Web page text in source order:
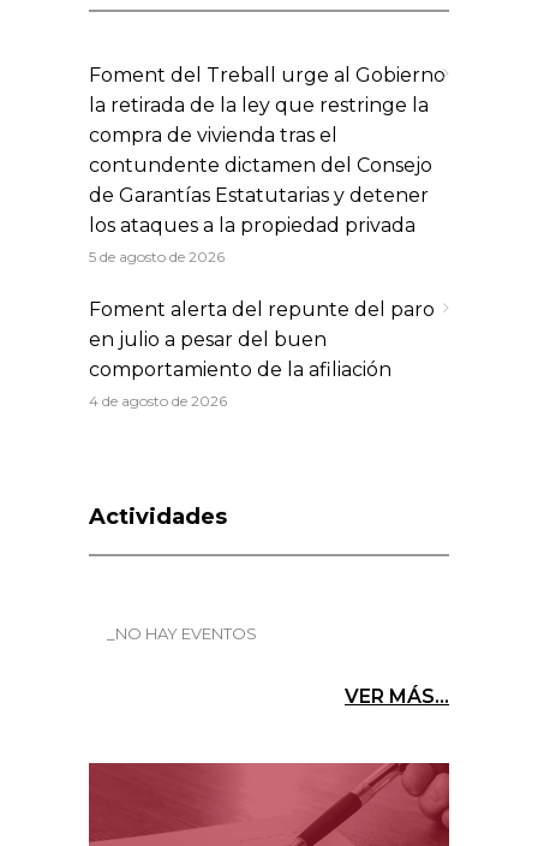
Foment del Treball urge al Gobierno
la retirada de la ley que restringe la
compra de vivienda tras el
contundente dictamen del Consejo
de Garantías Estatutarias y detener
los ataques a la propiedad privada
5 de agosto de 2026
Foment alerta del repunte del paro
en julio a pesar del buen
comportamiento de la afiliación
4 de agosto de 2026
Actividades
_NO HAY EVENTOS
VER MÁS...